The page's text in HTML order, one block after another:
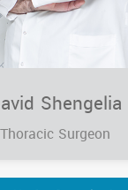
Shengelia
Thoracic Surgeon